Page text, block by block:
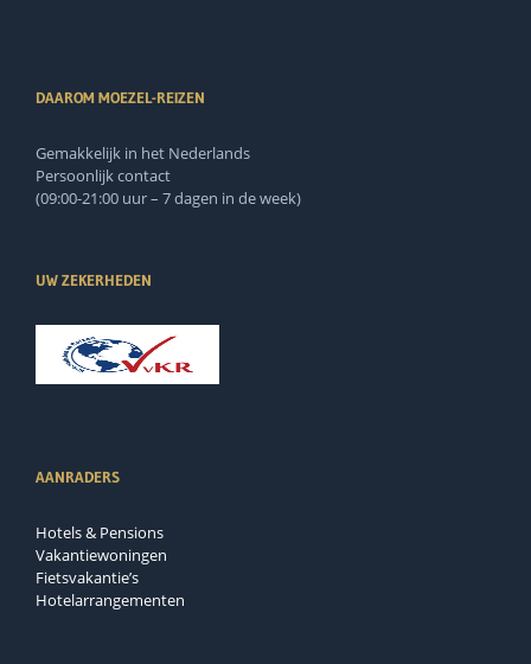
DAAROM MOEZEL-REIZEN
Gemakkelijk in het Nederlands
Persoonlijk contact
(09:00-21:00 uur – 7 dagen in de week)
UW ZEKERHEDEN
AANRADERS
Hotels & Pensions
Vakantiewoningen
Fietsvakantie’s
Hotelarrangementen